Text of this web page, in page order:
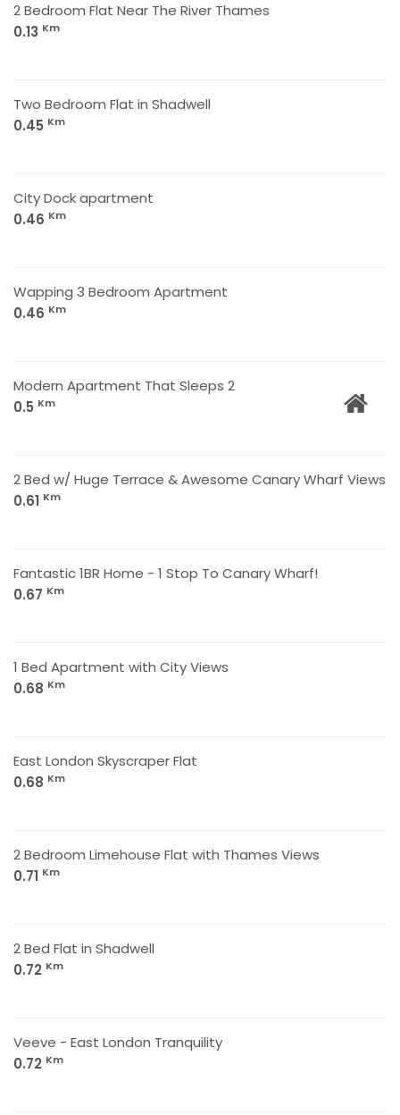
2 Bedroom Flat Near The River Thames
0.13 Km
Two Bedroom Flat in Shadwell
0.45 Km
City Dock apartment
0.46 Km
Wapping 3 Bedroom Apartment
0.46 Km
Modern Apartment That Sleeps 2
0.5 Km
2 Bed w/ Huge Terrace & Awesome Canary Wharf Views
0.61 Km
Fantastic 1BR Home - 1 Stop To Canary Wharf!
0.67 Km
1 Bed Apartment with City Views
0.68 Km
East London Skyscraper Flat
0.68 Km
2 Bedroom Limehouse Flat with Thames Views
0.71 Km
2 Bed Flat in Shadwell
0.72 Km
Veeve - East London Tranquility
0.72 Km